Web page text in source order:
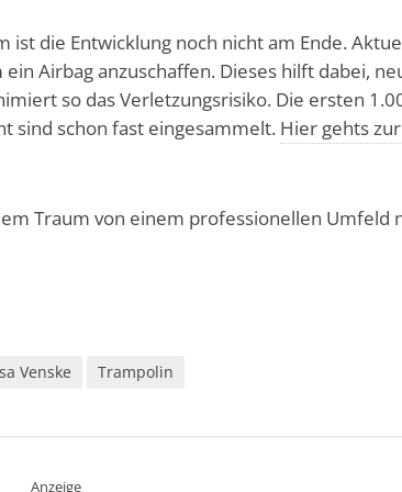
ist die Entwicklung noch nicht am Ende.
Airbag anzuschaffen. Dieses hilft dabei,
so das Verletzungsrisiko. Die ersten
sind schon fast eingesammelt. Hier gehts zur
Traum von einem professionellen Umfeld
Venske Trampolin
Anzeige